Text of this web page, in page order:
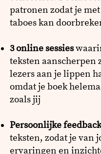
patronen zodat je
taboes kan
3 online sessies
teksten aanscherpen
lezers aan je lippen
omdat je boek
zoals jij
​Persoonlijke
teksten, zodat je van
ervaringen en